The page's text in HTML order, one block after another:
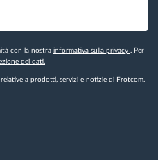
con la nostra informativa sulla privacy
. Per
dei dati.
a prodotti, servizi e notizie di Frotcom.